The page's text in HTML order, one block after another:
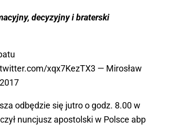
decyzyjny i braterski
xqx7KezTX3 — Mirosław
odbędzie się jutro o godz. 8.00 w
nuncjusz apostolski w Polsce abp